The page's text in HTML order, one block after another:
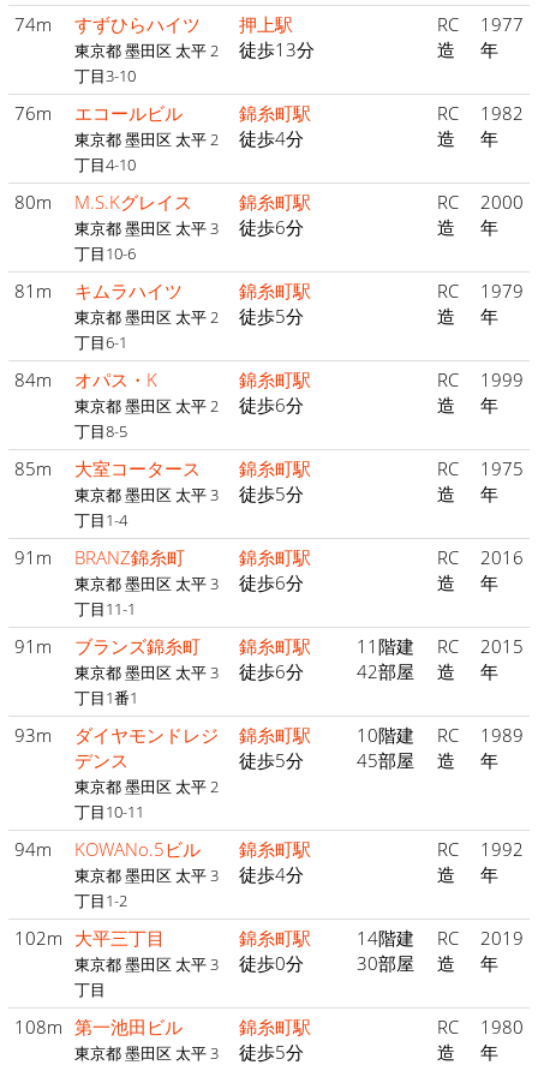
74m すずひらハイツ
東京都 墨田区 太平 2
丁目3-10
押上駅
徒歩13分
RC
造
1977
年
76m エコールビル
東京都 墨田区 太平 2
丁目4-10
錦糸町駅
徒歩4分
RC
造
1982
年
80m M.S.Kグレイス
東京都 墨田区 太平 3
丁目10-6
錦糸町駅
徒歩6分
RC
造
2000
年
81m キムラハイツ
東京都 墨田区 太平 2
丁目6-1
錦糸町駅
徒歩5分
RC
造
1979
年
84m オパス・K
東京都 墨田区 太平 2
丁目8-5
錦糸町駅
徒歩6分
RC
造
1999
年
85m 大室コータース
東京都 墨田区 太平 3
丁目1-4
錦糸町駅
徒歩5分
RC
造
1975
年
91m BRANZ錦糸町
東京都 墨田区 太平 3
丁目11-1
錦糸町駅
徒歩6分
RC
造
2016
年
91m ブランズ錦糸町
東京都 墨田区 太平 3
丁目1番1
錦糸町駅
徒歩6分
11階建
42部屋
RC
造
2015
年
93m
ダイヤモンドレジ
デンス
東京都 墨田区 太平 2
丁目10-11
錦糸町駅
徒歩5分
10階建
45部屋
RC
造
1989
年
94m KOWANo.5ビル
東京都 墨田区 太平 3
丁目1-2
錦糸町駅
徒歩4分
RC
造
1992
年
102m 大平三丁目
東京都 墨田区 太平 3
丁目
錦糸町駅
徒歩0分
14階建
30部屋
RC
造
2019
年
108m 第一池田ビル
東京都 墨田区 太平 3
錦糸町駅
徒歩5分
RC
造
1980
年